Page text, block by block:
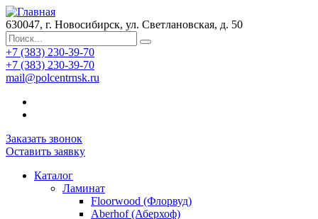
630047, г. Новосибирск, ул. Светлановская, д. 50
+7 (383) 230-39-70
+7 (383) 230-39-70
mail@polcentrnsk.ru
Заказать звонок
Оставить заявку
Каталог
Ламинат
Floorwood (Флорвуд)
Aberhof (Аберхоф)